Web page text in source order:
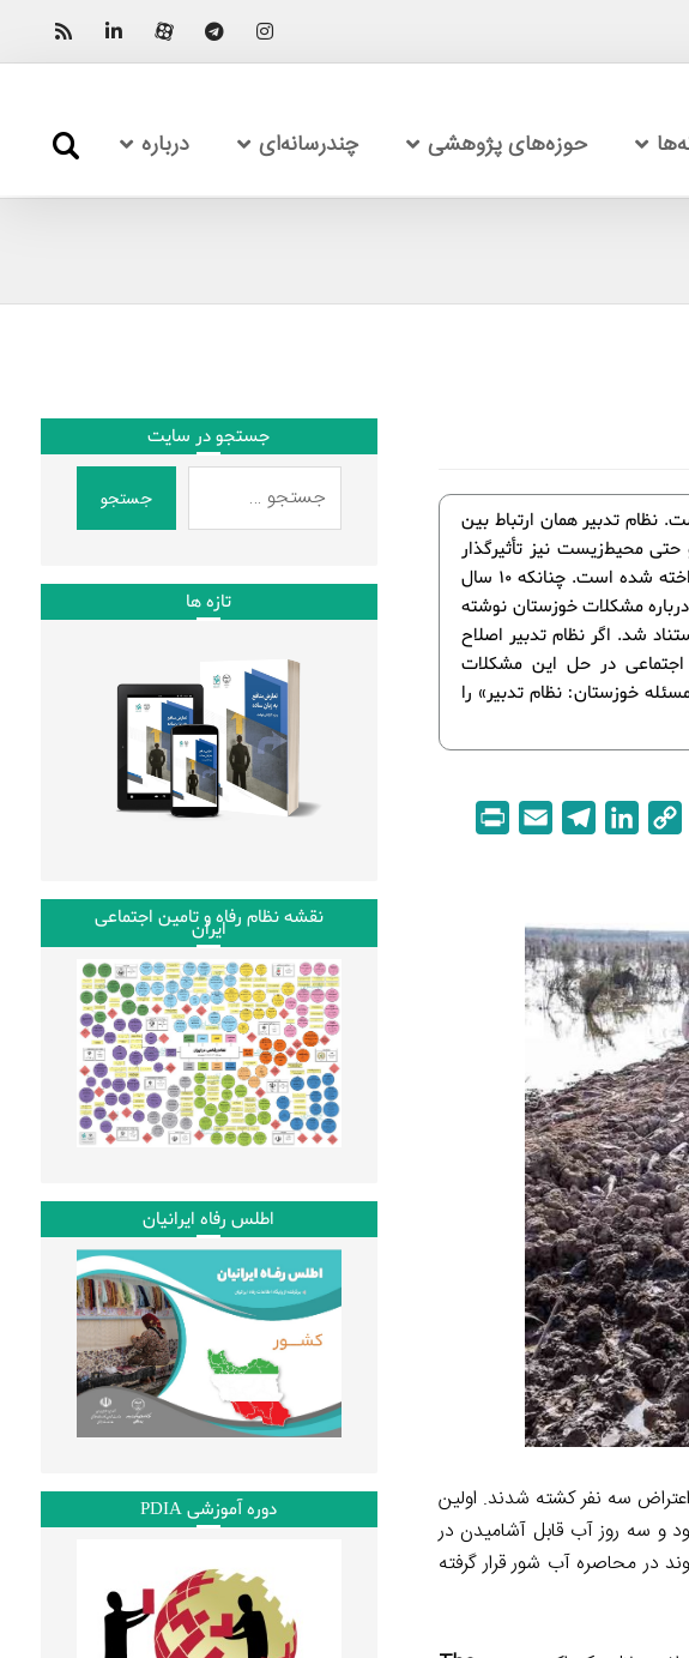
حوزه‌های پژوهشی چندرسانه‌ای درباره
نظام تدبیر همان ارتباط بین
محیط‌زیست نیز تأثیرگذار
است. در این مقاله به مسائل اساسی نظام تدبیر خوزستان پرداخته شده است. چنانکه 10 سال
مشکلات خوزستان نوشته
شد. اگر نظام تدبیر اصلاح
اجتماعی در حل این مشکلات
خوزستان: نظام تدبیر» را
L
i
n
k
e
d
I
n
g
r
a
اعتراض سه نفر کشته شدند. اولین
و سه روز آب قابل آشامیدن در
در محاصره آب شور قرار گرفته
جستجو در سایت
جستجو
تازه ها
نقشه نظام رفاه و تامین اجتماعی
ایران
اطلس رفاه ایرانیان
دوره آموزشی PDIA